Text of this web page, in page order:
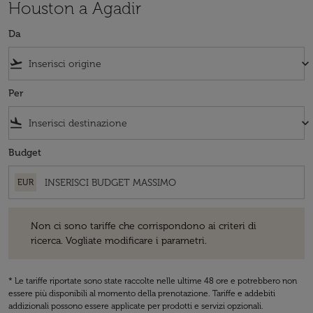
Houston a Agadir
Da
flight_takeoff keyboard_arrow_down
Per
flight_land keyboard_arrow_down
Budget
EUR
Non ci sono tariffe che corrispondono ai criteri di
ricerca. Vogliate modificare i parametri.
* Le tariffe riportate sono state raccolte nelle ultime 48 ore e potrebbero non
essere più disponibili al momento della prenotazione. Tariffe e addebiti
addizionali possono essere applicate per prodotti e servizi opzionali.